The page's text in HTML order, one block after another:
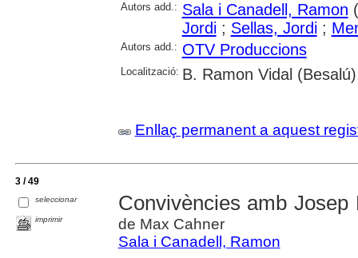
Autors add.: Sala i Canadell, Ramon
Jordi; Sellas, Jordi;
Autors add.: OTV Produccions
Localització: B. Ramon Vidal
Enllaç permanent a aquest
3 / 49
seleccionar
imprimir
Convivències amb Josep
de Max Cahner
Sala i Canadell, Ramon